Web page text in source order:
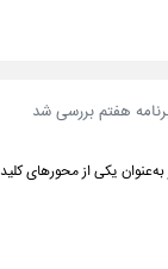
هفتم بررسی شد
به‌عنوان یکی از